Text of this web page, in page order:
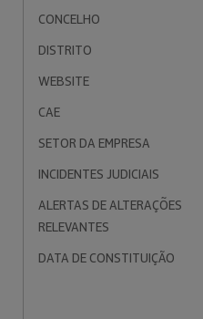
CONCELHO
DISTRITO
WEBSITE
CAE
SETOR DA EMPRESA
INCIDENTES JUDICIAIS
ALERTAS DE ALTERAÇÕES
RELEVANTES
DATA DE CONSTITUIÇÃO